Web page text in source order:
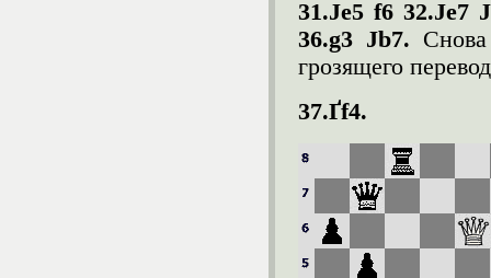
31.Јe5 f6 32.Јe7
36.g3 Јb7.
грозящего
37.Ґf4.